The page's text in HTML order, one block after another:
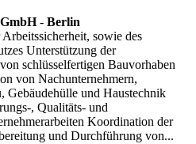
- Berlin
sowie des
Unterstützung der
schlüsselfertigen Bauvorhaben
von Nachunternehmern,
Gebäudehülle und Haustechnik
, Qualitäts- und
Koordination der
und Durchführung von...